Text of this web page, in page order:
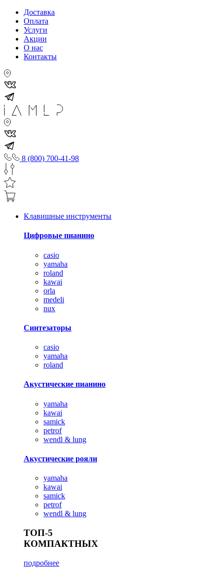
Доставка
Оплата
Услуги
Акции
О нас
Контакты
8 (800) 700-41-98
Клавишные инструменты
Цифровые пианино
casio
yamaha
roland
kawai
orla
medeli
nux
Синтезаторы
casio
yamaha
roland
Акустические пианино
yamaha
kawai
samick
petrof
wendl & lung
Акустические рояли
yamaha
kawai
samick
petrof
wendl & lung
ТОП-5
КОМПАКТНЫХ
подробнее